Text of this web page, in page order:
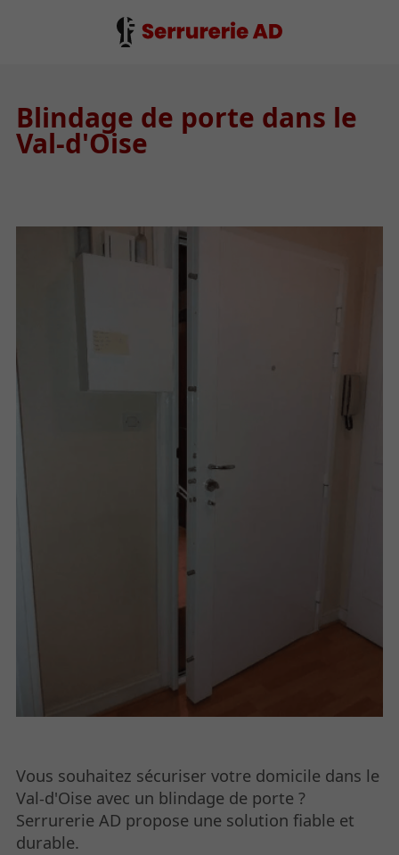
Blindage de porte dans le
Val-d'Oise
Vous souhaitez sécuriser votre domicile dans le
Val-d'Oise avec un blindage de porte ?
Serrurerie AD propose une solution fiable et
durable.